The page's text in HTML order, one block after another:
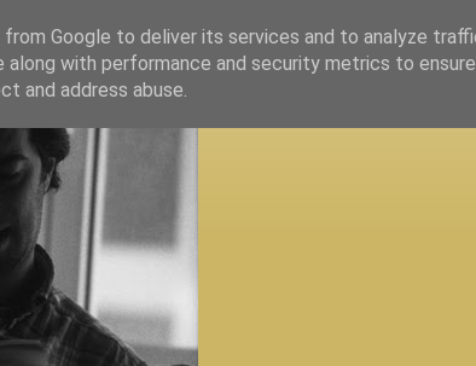
Google to deliver its services and to analyze
along with performance and security metrics to
and address abuse.